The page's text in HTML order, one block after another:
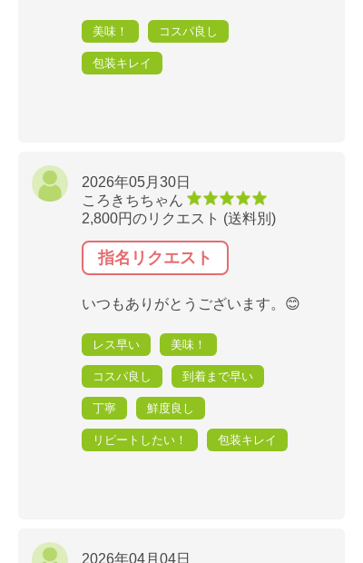
美味！ コスパ良し
包装キレイ
2026年05月30日
ころきちちゃん
2,800円のリクエスト (送料別)
指名リクエスト
いつもありがとうございます。😊
レス早い 美味！
コスパ良し 到着まで早い
丁寧 鮮度良し
リピートしたい！ 包装キレイ
2026年04月04日